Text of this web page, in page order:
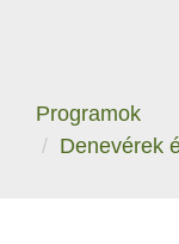
Programok
Denevérek